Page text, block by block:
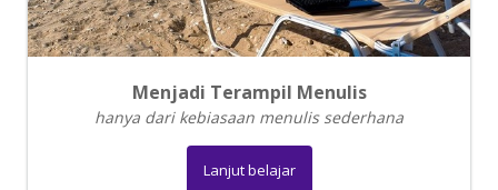
Menjadi Terampil Menulis
hanya dari kebiasaan menulis sederhana
Lanjut belajar